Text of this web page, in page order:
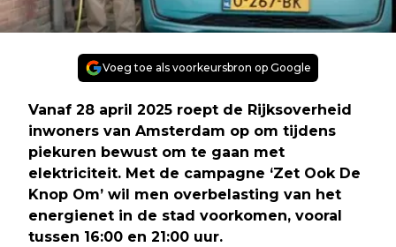
Voeg toe als voorkeursbron op Google
Vanaf 28 april 2025 roept de Rijksoverheid
inwoners van Amsterdam op om tijdens
piekuren bewust om te gaan met
elektriciteit. Met de campagne ‘Zet Ook De
Knop Om’ wil men overbelasting van het
energienet in de stad voorkomen, vooral
tussen 16:00 en 21:00 uur.